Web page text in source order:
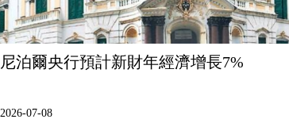
尼泊爾央行預計新財年經濟增長7%
2026-07-08